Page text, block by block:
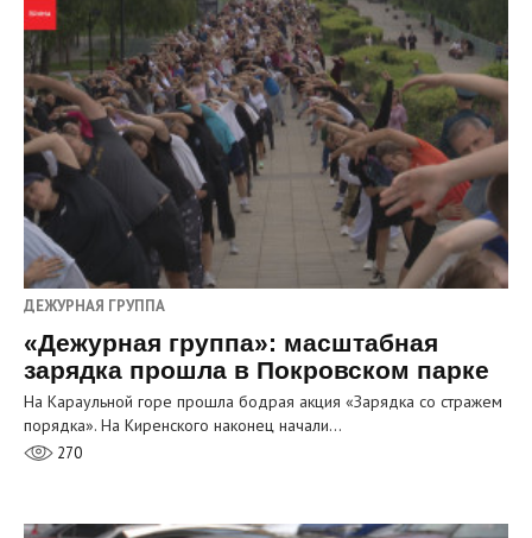
ДЕЖУРНАЯ ГРУППА
«Дежурная группа»: масштабная
зарядка прошла в Покровском парке
На Караульной горе прошла бодрая акция «Зарядка со стражем
порядка». На Киренского наконец начали…
270